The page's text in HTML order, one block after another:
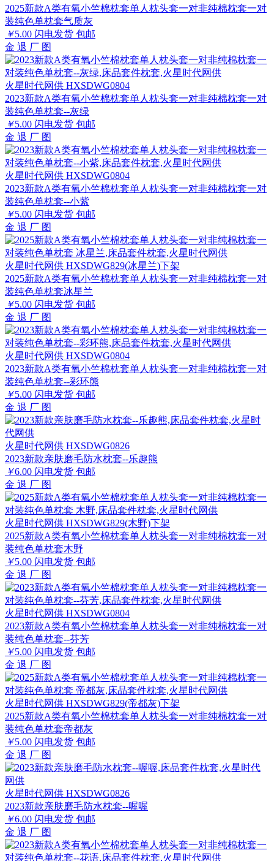
2025新款A类有氧小竺棉枕套单人枕头套一对非纯棉枕套一对
装纯色单枕套气质灰
￥5.00 闪电发货 包邮
金 退 厂 图
火星时代网供 HXSDWG0804
2023新款A类有氧小竺棉枕套单人枕头套一对非纯棉枕套一对
装纯色单枕套--灰绿
￥5.00 闪电发货 包邮
金 退 厂 图
火星时代网供 HXSDWG0804
2023新款A类有氧小竺棉枕套单人枕头套一对非纯棉枕套一对
装纯色单枕套--小紫
￥5.00 闪电发货 包邮
金 退 厂 图
火星时代网供 HXSDWG829(冰星兰)下架
2025新款A类有氧小竺棉枕套单人枕头套一对非纯棉枕套一对
装纯色单枕套冰星兰
￥5.00 闪电发货 包邮
金 退 厂 图
火星时代网供 HXSDWG0804
2023新款A类有氧小竺棉枕套单人枕头套一对非纯棉枕套一对
装纯色单枕套--彩环熊
￥5.00 闪电发货 包邮
金 退 厂 图
火星时代网供 HXSDWG0826
2023新款亲肤磨毛防水枕套--乐趣熊
￥6.00 闪电发货 包邮
金 退 厂 图
火星时代网供 HXSDWG829(木野)下架
2025新款A类有氧小竺棉枕套单人枕头套一对非纯棉枕套一对
装纯色单枕套木野
￥5.00 闪电发货 包邮
金 退 厂 图
火星时代网供 HXSDWG0804
2023新款A类有氧小竺棉枕套单人枕头套一对非纯棉枕套一对
装纯色单枕套--芬芳
￥5.00 闪电发货 包邮
金 退 厂 图
火星时代网供 HXSDWG829(帝都灰)下架
2025新款A类有氧小竺棉枕套单人枕头套一对非纯棉枕套一对
装纯色单枕套帝都灰
￥5.00 闪电发货 包邮
金 退 厂 图
火星时代网供 HXSDWG0826
2023新款亲肤磨毛防水枕套--喔喔
￥6.00 闪电发货 包邮
金 退 厂 图